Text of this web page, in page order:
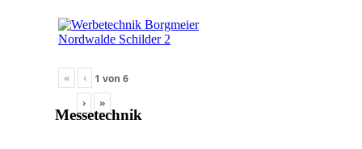
« ‹ 1 von6
›
»
Messetechnik